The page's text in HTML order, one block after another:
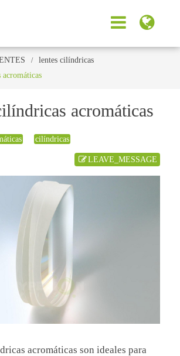
lentes cilíndricas
acromáticas
cilíndricas
LEAVE_MESSAGE
acromáticas son ideales para